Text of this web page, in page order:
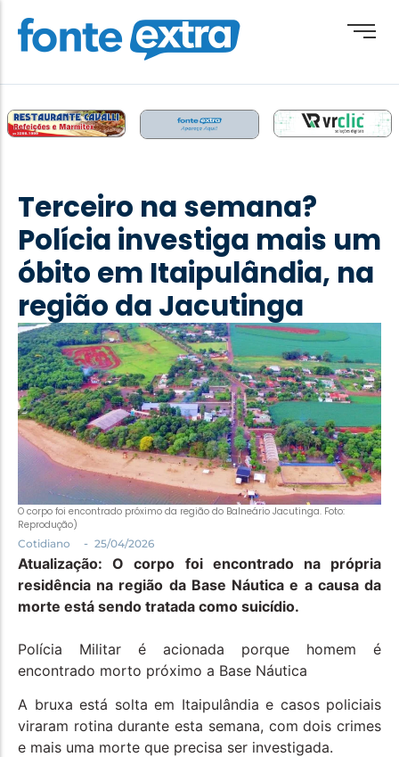
Destaque
Esporte
Geral
Obituário
Paraguai
Paraná
Política
Santa Helena e Região
Saúde e Bem-Estar
Terceiro na semana?
Polícia investiga mais um
óbito em Itaipulândia, na
região da Jacutinga
O corpo foi encontrado próximo da região do Balneário Jacutinga. Foto:
Reprodução)
Cotidiano
- 25/04/2026
Atualização: O corpo foi encontrado na própria
residência na região da Base Náutica e a causa da
morte está sendo tratada como suicídio.
Polícia Militar é acionada porque homem é
encontrado morto próximo a Base Náutica
A bruxa está solta em Itaipulândia e casos policiais
viraram rotina durante esta semana, com dois crimes
e mais uma morte que precisa ser investigada.